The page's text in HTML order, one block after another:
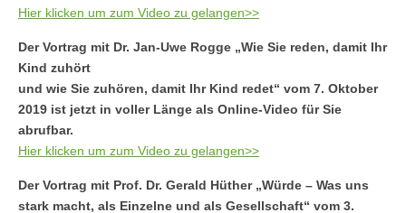
Hier klicken um zum Video zu gelangen>>
Der Vortrag mit Dr. Jan-Uwe Rogge „Wie Sie reden, damit Ihr
Kind zuhört
und wie Sie zuhören, damit Ihr Kind redet“ vom 7. Oktober
2019 ist jetzt in voller Länge als Online-Video für Sie
abrufbar.
Hier klicken um zum Video zu gelangen>>
Der Vortrag mit Prof. Dr. Gerald Hüther „Würde – Was uns
stark macht, als Einzelne und als Gesellschaft“ vom 3.